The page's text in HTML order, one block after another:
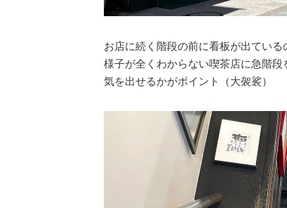
お店に続く階段の前に看板が出てい
様子が全くわからない喫茶店に急階
気を出せるかがポイント（大袈裟）